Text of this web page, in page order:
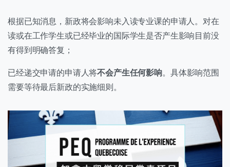
根据已知消息，新政将会影响未入读专业课的申请人。对在
读或在工作学生或已经毕业的国际学生是否产生影响目前没
有得到明确答复；
已经递交申请的申请人将不会产生任何影响。具体影响范围
需要等待最后新政的实施细则。